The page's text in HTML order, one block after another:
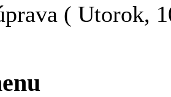
( Utorok,